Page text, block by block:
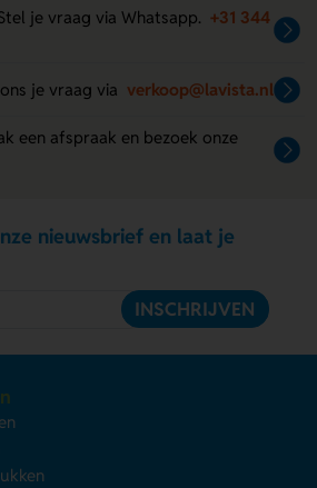
je vraag via Whatsapp. +31 344
je vraag via verkoop@lavista.nl
een afspraak en bezoek onze
nieuwsbrief en laat je
INSCHRIJVEN